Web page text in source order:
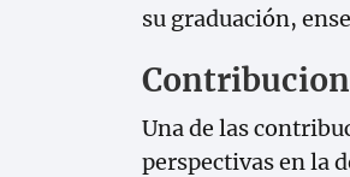
su graduación,
Una de las
perspectivas en la